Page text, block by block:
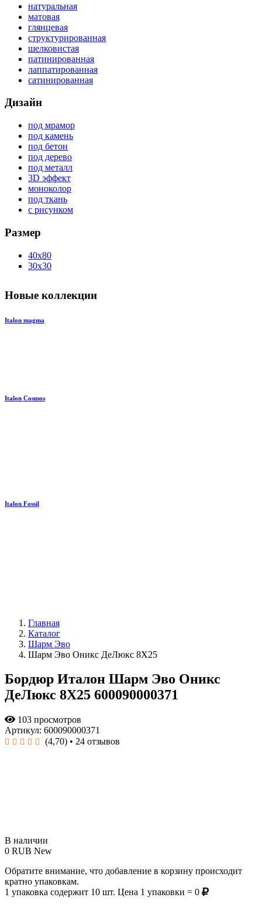
натуральная
матовая
глянцевая
структурированная
шелковистая
патинированная
лаппатированная
сатинированная
Дизайн
под мрамор
под камень
под бетон
под дерево
под металл
3D эффект
моноколор
под ткань
с рисунком
Размер
40x80
30x30
Новые коллекции
Italon magma
Italon Cosmos
Italon Fossil
Главная
Каталог
Шарм Эво
Шарм Эво Оникс ДеЛюкс 8Х25
Бордюр Италон Шарм Эво Оникс
ДеЛюкс 8Х25 600090000371
103 просмотров
Артикул: 600090000371
(4,70) • 24 отзывов
В наличии
0 RUB New
Обратите внимание, что добавление в корзину происходит
кратно упаковкам.
1 упаковка содержит 10 шт. Цена 1 упаковки = 0